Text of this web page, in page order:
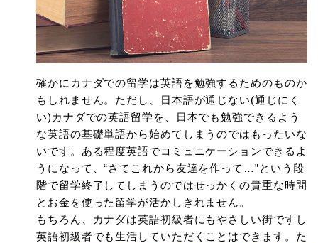
確かにカナダでの留学は英語を勉強するためのものか
もしれません。ただし、日本語が通じない(通じにく
い)カナダでの英語留学を、日本でも勉強できるよう
な英語の基礎単語から始めてしまうのではもったいな
いです。ある程度英語でコミュニケーションできるよ
うになって、“さてこれから友達を作って…”という段
階で留学終了してしまうのではせっかくの貴重な時間
とお金を使った留学が活かしきれません。
もちろん、カナダは英語初級者にもやさしい街ですし
英語初級者でも生活していただくことはできます。た